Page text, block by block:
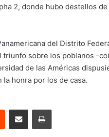
2, donde hubo destellos
del Distrito
sobre los poblanos -
de las Américas
honra por los de casa.
Reddit Share via Email Print